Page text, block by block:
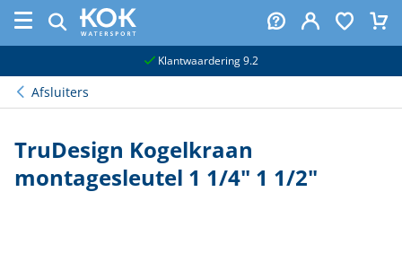
Klantwaardering 9.2
Afsluiters
TruDesign Kogelkraan
montagesleutel 1 1/4" 1 1/2"